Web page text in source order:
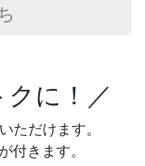
に！／
ただけます。
付きます。